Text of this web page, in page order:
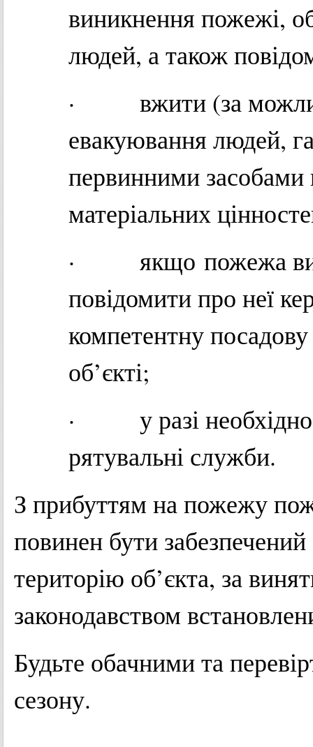
виникнення пожежі,
людей, а також
· вжити (за
евакуювання людей,
первинними засобами
матеріальних
· якщо пожежа
повідомити про неї
компетентну
об’єкті;
· у разі
рятувальні служби.
З прибуттям на пожежу
повинен бути
територію об’єкта, за
законодавством
Будьте обачними та
сезону.